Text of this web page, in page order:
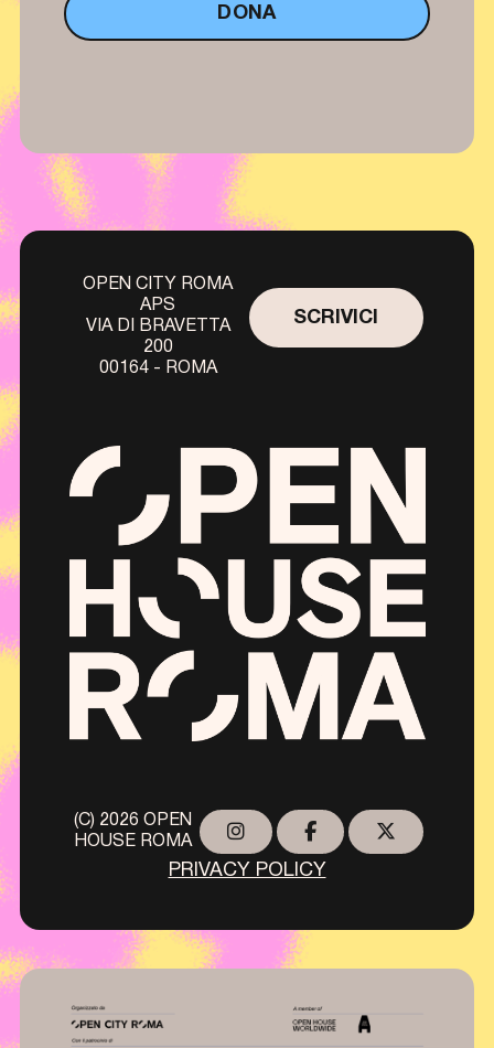
DONA
OPEN CITY ROMA
APS
VIA DI BRAVETTA
200
00164 - ROMA
SCRIVICI
(C) 2026 OPEN
HOUSE ROMA
PRIVACY POLICY